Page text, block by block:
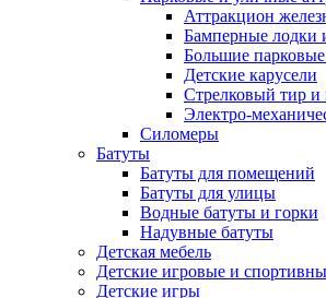
Аттракцион
Бамперные лодки
Большие
Детские карусели
Стрелковый тир
Электро-
Силомеры
Батуты
Батуты для помещений
Батуты для улицы
Водные батуты и горки
Надувные батуты
Детская мебель
Детские игровые и
Детские игры